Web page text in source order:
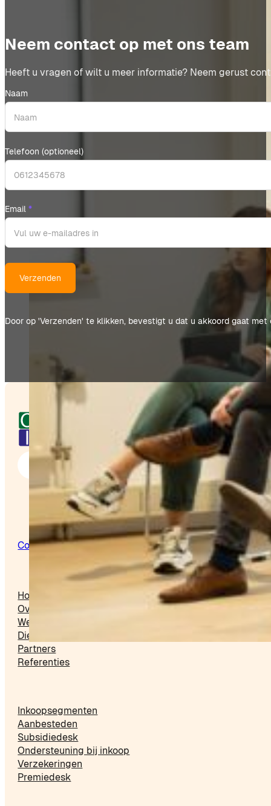
Inzicht en Controle: U krijgt beter inzicht en
Door deze gezamenlijke aanpak profiteert u van
Neem contact op met ons team
Heeft u vragen of wilt u meer informatie? Neem gerust
Naam
Telefoon (optioneel)
Email *
Verzenden
Door op 'Verzenden' te klikken, bevestigt u dat u akkoord gaat
ContactMijn OIG
Home
Over ons
Werkwijze
Diensten
Partners
Referenties
Inkoopsegmenten
Aanbesteden
Subsidiedesk
Ondersteuning bij inkoop
Verzekeringen
Premiedesk